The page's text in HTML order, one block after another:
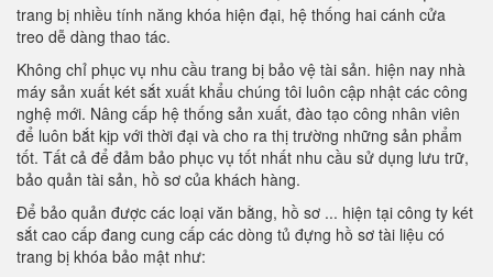
trang bị nhiều tính năng khóa hiện đại, hệ thống hai cánh cửa
treo dễ dàng thao tác.
Không chỉ phục vụ nhu cầu trang bị bảo vệ tài sản. hiện nay nhà
máy sản xuất két sắt xuất khẩu chúng tôi luôn cập nhật các công
nghệ mới. Nâng cấp hệ thống sản xuất, đào tạo công nhân viên
để luôn bắt kịp với thời đại và cho ra thị trường những sản phẩm
tốt. Tất cả để đảm bảo phục vụ tốt nhất nhu cầu sử dụng lưu trữ,
bảo quản tài sản, hồ sơ của khách hàng.
Để bảo quản được các loại văn bằng, hồ sơ ... hiện tại công ty két
sắt cao cấp đang cung cấp các dòng tủ đựng hồ sơ tài liệu có
trang bị khóa bảo mật như: